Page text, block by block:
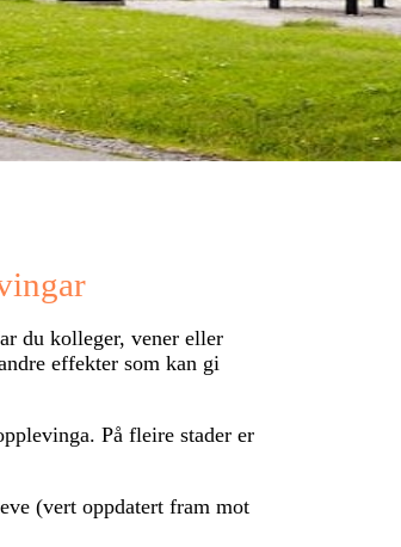
du kolleger, vener eller
effekter som kan gi
På fleire stader er
(vert oppdatert fram mot